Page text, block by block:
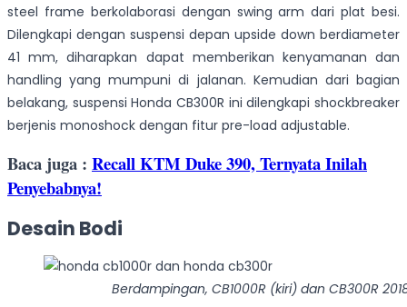
steel frame berkolaborasi dengan swing arm dari plat besi.
Dilengkapi dengan suspensi depan upside down berdiameter
41 mm, diharapkan dapat memberikan kenyamanan dan
handling yang mumpuni di jalanan. Kemudian dari bagian
belakang, suspensi Honda CB300R ini dilengkapi shockbreaker
berjenis monoshock dengan fitur pre-load adjustable.
Baca juga : Recall KTM Duke 390, Ternyata Inilah
Penyebabnya!
Desain Bodi
Berdampingan, CB1000R (kiri) dan CB300R